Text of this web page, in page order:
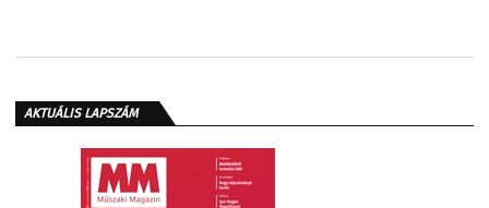
AKTUÁLIS LAPSZÁM